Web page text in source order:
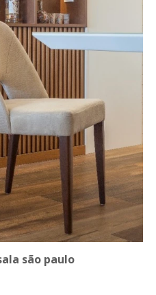
são paulo